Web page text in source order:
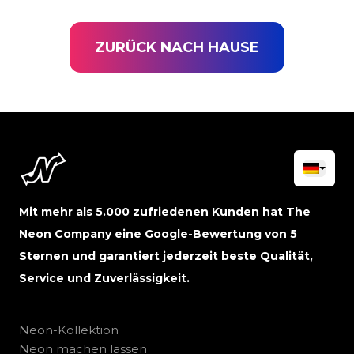
ZURÜCK NACH HAUSE
Mit mehr als 5.000 zufriedenen Kunden hat The
Neon Company eine Google-Bewertung von 5
Sternen und garantiert jederzeit beste Qualität,
Service und Zuverlässigkeit.
Neon-Kollektion
Neon machen lassen